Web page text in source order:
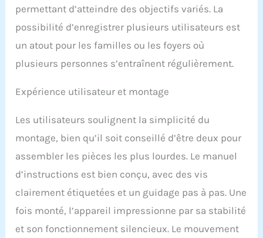
permettant d’atteindre des objectifs variés. La
possibilité d’enregistrer plusieurs utilisateurs est
un atout pour les familles ou les foyers où
plusieurs personnes s’entraînent régulièrement.
Expérience utilisateur et montage
Les utilisateurs soulignent la simplicité du
montage, bien qu’il soit conseillé d’être deux pour
assembler les pièces les plus lourdes. Le manuel
d’instructions est bien conçu, avec des vis
clairement étiquetées et un guidage pas à pas. Une
fois monté, l’appareil impressionne par sa stabilité
et son fonctionnement silencieux. Le mouvement